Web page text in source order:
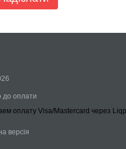
до оплати
версія